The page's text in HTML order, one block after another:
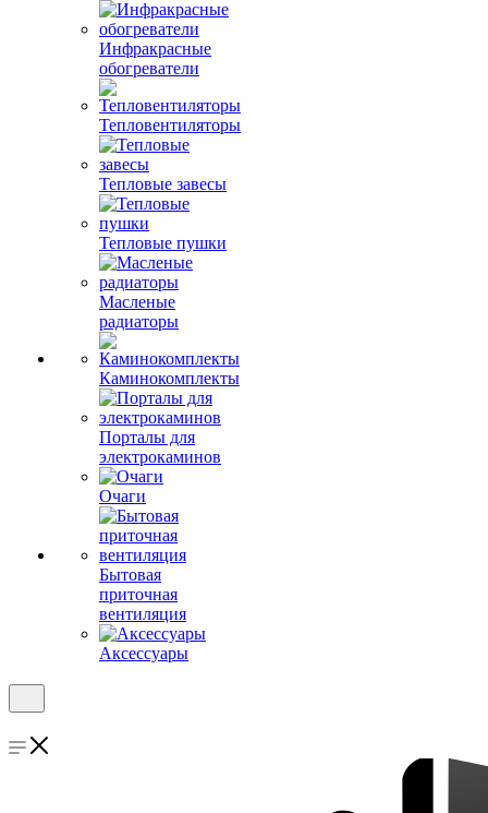
Инфракрасные
обогреватели
Тепловентиляторы
Тепловые завесы
Тепловые пушки
Масленые
радиаторы
Каминокомплекты
Порталы для
электрокаминов
Очаги
Бытовая
приточная
вентиляция
Аксессуары